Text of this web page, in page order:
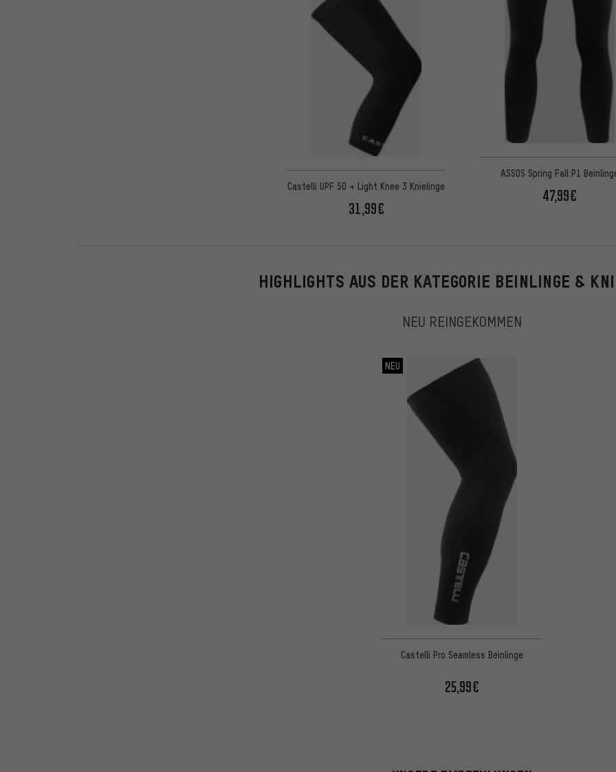
Castelli UPF 50 + Light Knee 3 Knielinge
31,99€
ASSOS Spring Fall P1
47,99€
HIGHLIGHTS AUS DER KATEGORIE BEINLINGE &
NEU REINGEKOMMEN
NEU
Castelli Pro Seamless Beinlinge
25,99€